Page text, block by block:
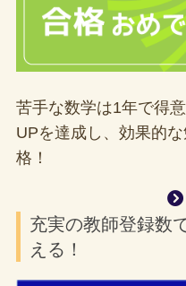
苦手な数学は1年で得
UPを達成し、効果的
格！
充実の教師登録数
える！